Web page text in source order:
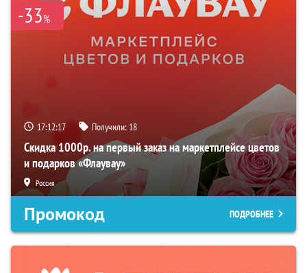
-33%
17:12:16 Получили: 18
Скидка 1000р. на первый заказ на маркетплейсе цветов
и подарков «Флаувау»
Россия
Промокод ПОДРОБНЕЕ